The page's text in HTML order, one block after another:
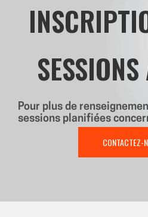
Pour plus de
sessions planifiées
CONTACTEZ-